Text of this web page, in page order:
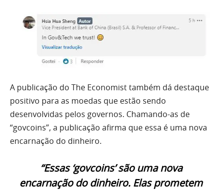
A publicação do The Economist também dá destaque
positivo para as moedas que estão sendo
desenvolvidas pelos governos. Chamando-as de
“govcoins”, a publicação afirma que essa é uma nova
encarnação do dinheiro.
“Essas ‘govcoins’ são uma nova
encarnação do dinheiro. Elas prometem